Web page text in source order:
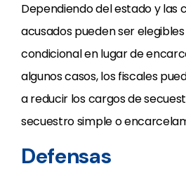
Dependiendo del estado y las
acusados pueden ser
condicional en lugar de
algunos casos, los fiscales
a reducir los cargos de
secuestro simple o
Defensas